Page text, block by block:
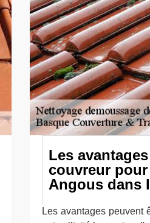
Les
couvreur
Angous dans
Les avantages peuvent